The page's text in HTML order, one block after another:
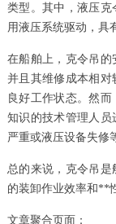
类型。其中，液压克
用液压系统驱动，具
在船舶上，克令吊的
并且其维修成本相
良好工作状态。然
知识的技术管理人员
严重或液压设备失修
总的来说，克令吊
的装卸作业效率和**
文章聚合页面：